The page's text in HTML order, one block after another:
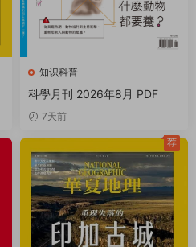
知识科普
科學月刊 2026年8月 PDF
7天前
荐